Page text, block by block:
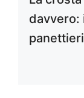
davvero:
panettieri